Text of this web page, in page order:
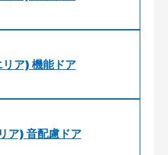
ア) 機能ドア
ア) 音配慮ドア